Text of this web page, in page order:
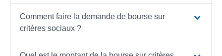
Comment faire la demande de bourse sur
critères sociaux ?